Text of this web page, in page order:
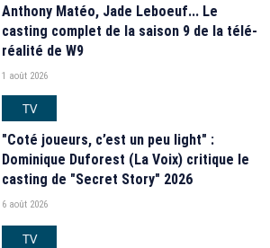
Anthony Matéo, Jade Leboeuf... Le
casting complet de la saison 9 de la télé-
réalité de W9
1 août 2026
TV
"Coté joueurs, c’est un peu light" :
Dominique Duforest (La Voix) critique le
casting de "Secret Story" 2026
6 août 2026
TV